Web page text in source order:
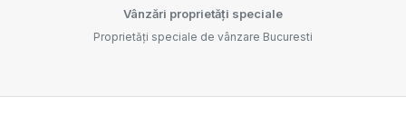
Vânzări proprietăți speciale
Proprietăți speciale de vânzare Bucuresti